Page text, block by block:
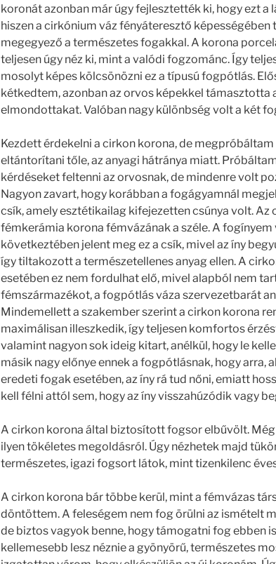
koronát azonban már úgy fejlesztették ki, hogy ezt a
hiszen a cirkónium váz fényáteresztő képességében
megegyező a természetes fogakkal. A korona
teljesen úgy néz ki, mint a valódi fogzománc. Így
mosolyt képes kölcsönözni ez a típusú fogpótlás.
kétkedtem, azonban az orvos képekkel támasztotta
elmondottakat. Valóban nagy különbség volt a két
Kezdett érdekelni a cirkon korona, de
eltántorítani tőle, az anyagi hátránya miatt.
kérdéseket feltenni az orvosnak, de mindenre volt
Nagyon zavart, hogy korábban a fogágyamnál
csík, amely esztétikailag kifejezetten csúnya volt. Az
fémkerámia korona fémvázának a széle. A fogínyem
következtében jelent meg ez a csík, mivel az íny
így tiltakozott a természetellenes anyag ellen. A
esetében ez nem fordulhat elő, mivel alapból nem
fémszármazékot, a fogpótlás váza szervezetbarát
Mindemellett a szakember szerint a cirkon korona
maximálisan illeszkedik, így teljesen komfortos
valamint nagyon sok ideig kitart, anélkül, hogy le
másik nagy előnye ennek a fogpótlásnak, hogy arra,
eredeti fogak esetében, az íny rá tud nőni, emiatt
kell félni attól sem, hogy az íny visszahúzódik vagy
A cirkon korona által biztosított fogsor elbűvölt.
ilyen tökéletes megoldásról. Úgy nézhetek majd
természetes, igazi fogsort látok, mint tizenkilenc
A cirkon korona bár többe kerül, mint a fémvázas
döntöttem. A feleségem nem fog örülni az ismételt
de biztos vagyok benne, hogy támogatni fog ebben
kellemesebb lesz néznie a gyönyörű, természetes